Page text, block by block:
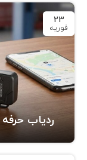
23
فوریه
ردیاب